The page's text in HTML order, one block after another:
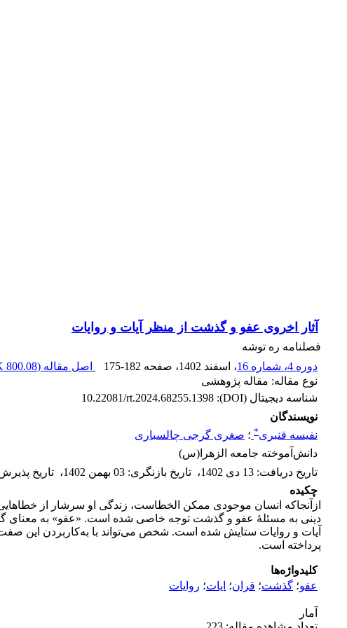
آثار اخروی عفو و گذشت از منظر آیات و روایات
فصلنامه ره توشه
دوره 4، شماره 16
، اسفند 1402 ، صفحه 175-182 اصل مقاله (800.08 K
نوع مقاله: مقاله پژوهشی
شناسه دیجیتال (DOI):
10.22081/rt.2024.68255.1398
نویسندگان
نفیسه قنبری* ؛ صغری گرجی چالسباری
دانش‌آموخته جامعه الزهرا(س)
تاریخ دریافت: 13 دی 1402 ، تاریخ بازنگری: 03 بهمن 1402 ، تاریخ
چکیده
ازآنجا‌که انسان موجودی ممکن الخطاست، زندگی او سرشار از
دینی به مسئلۀ عفو و گذشت توجه خاصی شده است. «عفو» به معنای
آیات و روایات ستایش شده است. شخص می‌تواند با به‌کاربردن این صفت
پرداخته است.
کلیدواژه‌ها
عفو؛ گذشت؛ قران؛ ایات؛ روایات
آمار